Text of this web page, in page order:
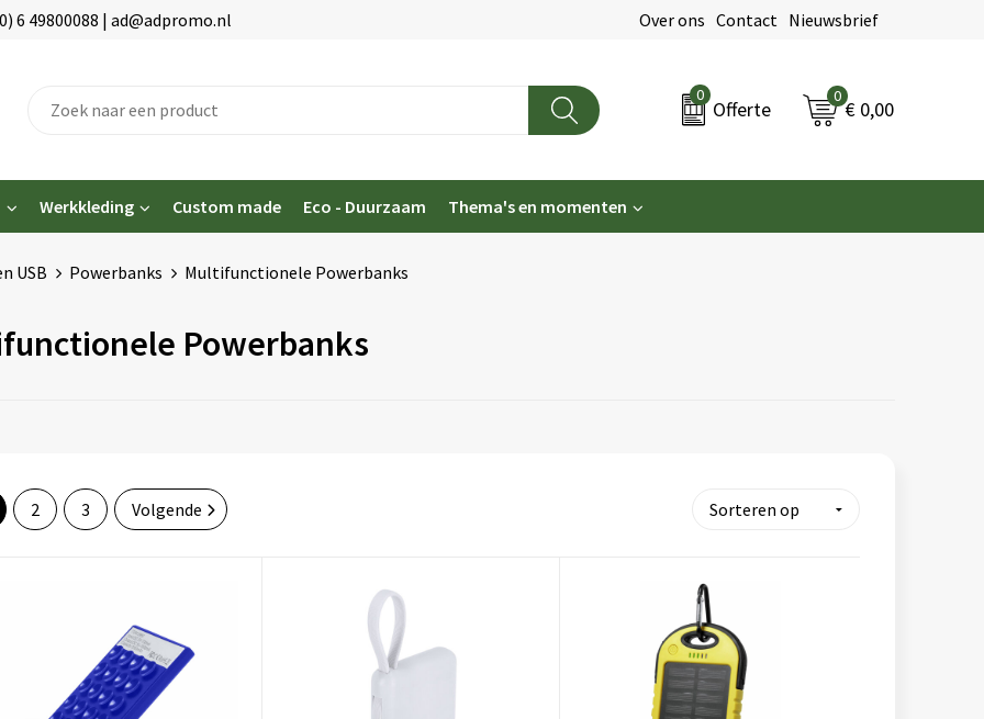
6 49800088 | ad@adpromo.nl Over ons Contact Nieuwsbrief
0
Offerte
0
€ 0,00
Werkkleding Custom made Eco - Duurzaam Thema's en momenten
USB Powerbanks Multifunctionele Powerbanks
Powerbanks
2 3 Volgende